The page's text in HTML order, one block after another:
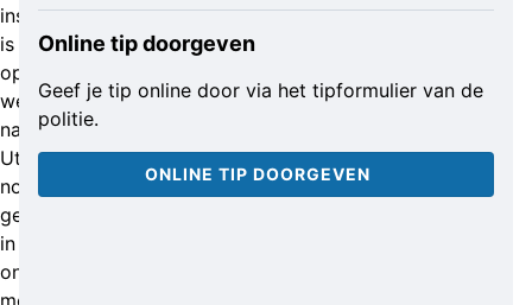
instapte,
is
op
weg
naar
Utrecht
nog
gestopt
in
onder
meer
Online tip doorgeven
Geef je tip online door via het tipformulier van de
politie.
ONLINE TIP DOORGEVEN